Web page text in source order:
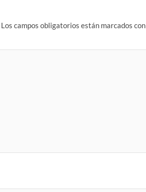
Los campos obligatorios están marcados con